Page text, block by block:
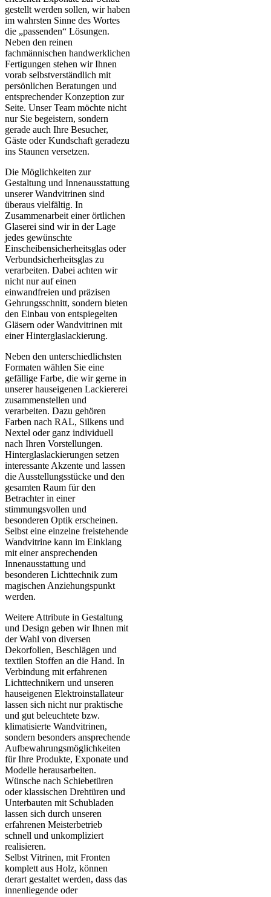
gestellt werden sollen, wir haben
im wahrsten Sinne des Wortes
die „passenden“ Lösungen.
Neben den reinen
fachmännischen handwerklichen
Fertigungen stehen wir Ihnen
vorab selbstverständlich mit
persönlichen Beratungen und
entsprechender Konzeption zur
Seite. Unser Team möchte nicht
nur Sie begeistern, sondern
gerade auch Ihre Besucher,
Gäste oder Kundschaft geradezu
ins Staunen versetzen.
Die Möglichkeiten zur
Gestaltung und Innenausstattung
unserer Wandvitrinen sind
überaus vielfältig. In
Zusammenarbeit einer örtlichen
Glaserei sind wir in der Lage
jedes gewünschte
Einscheibensicherheitsglas oder
Verbundsicherheitsglas zu
verarbeiten. Dabei achten wir
nicht nur auf einen
einwandfreien und präzisen
Gehrungsschnitt, sondern bieten
den Einbau von entspiegelten
Gläsern oder Wandvitrinen mit
einer Hinterglaslackierung.
Neben den unterschiedlichsten
Formaten wählen Sie eine
gefällige Farbe, die wir gerne in
unserer hauseigenen Lackiererei
zusammenstellen und
verarbeiten. Dazu gehören
Farben nach RAL, Silkens und
Nextel oder ganz individuell
nach Ihren Vorstellungen.
Hinterglaslackierungen setzen
interessante Akzente und lassen
die Ausstellungsstücke und den
gesamten Raum für den
Betrachter in einer
stimmungsvollen und
besonderen Optik erscheinen.
Selbst eine einzelne freistehende
Wandvitrine kann im Einklang
mit einer ansprechenden
Innenausstattung und
besonderen Lichttechnik zum
magischen Anziehungspunkt
werden.
Weitere Attribute in Gestaltung
und Design geben wir Ihnen mit
der Wahl von diversen
Dekorfolien, Beschlägen und
textilen Stoffen an die Hand. In
Verbindung mit erfahrenen
Lichttechnikern und unseren
hauseigenen Elektroinstallateur
lassen sich nicht nur praktische
und gut beleuchtete bzw.
klimatisierte Wandvitrinen,
sondern besonders ansprechende
Aufbewahrungsmöglichkeiten
für Ihre Produkte, Exponate und
Modelle herausarbeiten.
Wünsche nach Schiebetüren
oder klassischen Drehtüren und
Unterbauten mit Schubladen
lassen sich durch unseren
erfahrenen Meisterbetrieb
schnell und unkompliziert
realisieren.
Selbst Vitrinen, mit Fronten
komplett aus Holz, können
derart gestaltet werden, dass das
innenliegende oder